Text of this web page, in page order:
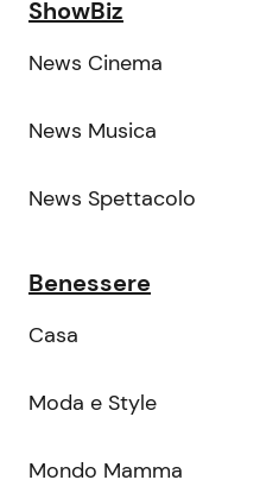
ShowBiz
News Cinema
News Musica
News Spettacolo
Benessere
Casa
Moda e Style
Mondo Mamma